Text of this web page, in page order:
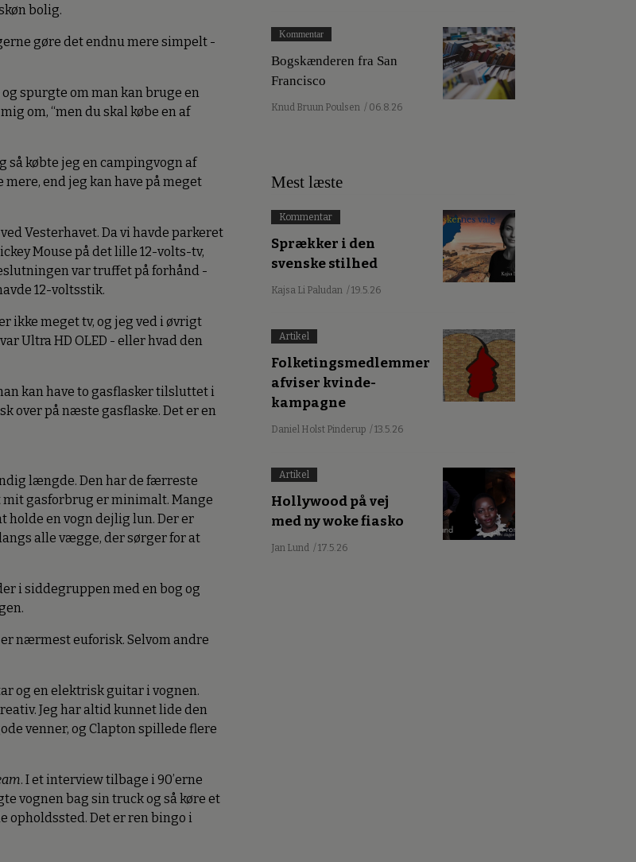
bolig.
gøre det endnu mere simpelt -
spurgte om man kan bruge en
om, “men du skal købe en af
så købte jeg en campingvogn af
end jeg kan have på meget
Vesterhavet. Da vi havde parkeret
Mouse på det lille 12-volts-tv,
var truffet på forhånd -
12-voltsstik.
ikke meget tv, og jeg ved i øvrigt
Ultra HD OLED - eller hvad den
kan have to gasflasker tilsluttet i
over på næste gasflaske. Det er en
længde. Den har de færreste
mit gasforbrug er minimalt. Mange
holde en vogn dejlig lun. Der er
alle vægge, der sørger for at
i siddegruppen med en bog og
nærmest euforisk. Selvom andre
og en elektrisk guitar i vognen.
Jeg har altid kunnet lide den
venner, og Clapton spillede flere
. I et interview tilbage i 90’erne
vognen bag sin truck og så køre et
opholdssted. Det er ren bingo i
Kommentar
Bogskænderen fra San
Francisco
Knud Bruun Poulsen / 06.8.26
Mest læste
Kommentar
Sprækker i den
svenske stilhed
Kajsa Li Paludan / 19.5.26
Artikel
Folketingsmedlemmer
afviser kvinde-
kampagne
Daniel Holst Pinderup / 13.5.26
Artikel
Hollywood på vej
med ny woke fiasko
Jan Lund / 17.5.26